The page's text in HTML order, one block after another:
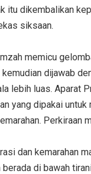
itu dikembalikan
siksaan.
memicu
dijawab
lebih luas. Aparat
yang dipakai
Perkiraan
dan kemarahan
di bawah